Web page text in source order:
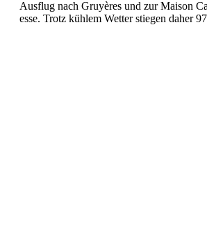
Aus­flug nach Gruyères und zur Mai­son
esse. Trotz küh­lem Wet­ter stiegen daher